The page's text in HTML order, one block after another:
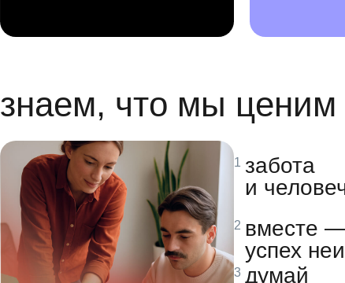
знаем, что мы ценим
забота
и
вместе
успех
думай